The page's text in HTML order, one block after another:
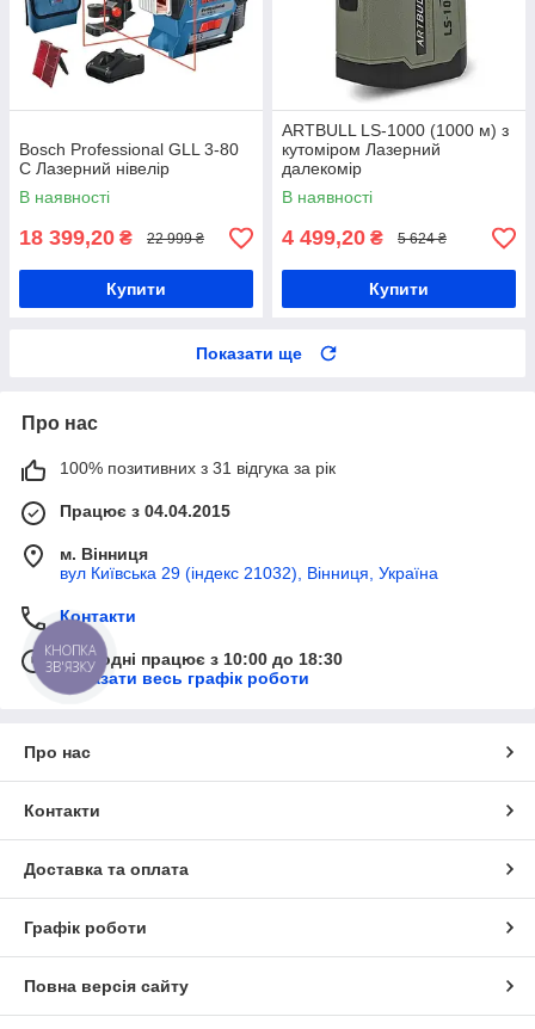
Bosch Professional GLL 3-80
C Лазерний нівелір
В наявності
18 399,20 ₴ 22 999 ₴
Купити
ARTBULL LS-1000 (1000 м) з
кутоміром Лазерний
далекомір
В наявності
4 499,20 ₴ 5 624 ₴
Купити
Показати ще
Про нас
100% позитивних з 31 відгука за рік
Працює з 04.04.2015
м. Вінниця
вул Київська 29 (індекс 21032), Вінниця, Україна
Контакти
Сьогодні працює з 10:00 до 18:30
Показати весь графік роботи
Про нас
Контакти
Доставка та оплата
Графік роботи
Повна версія сайту
КНОПКА
ЗВ'ЯЗКУ